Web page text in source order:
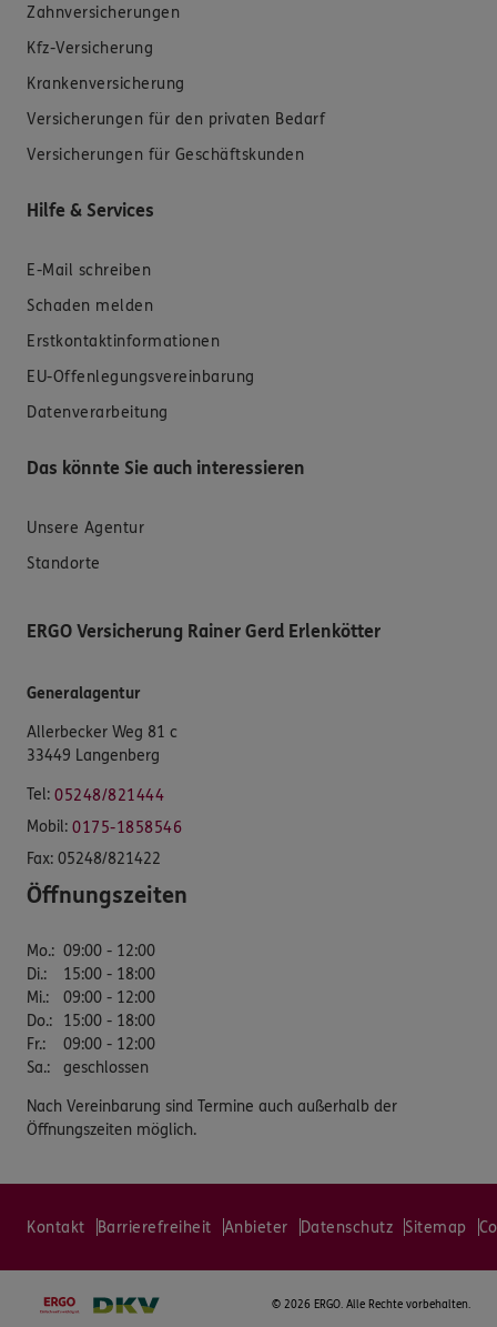
Zahnversicherungen
Kfz-Versicherung
Krankenversicherung
Versicherungen für den privaten Bedarf
Versicherungen für Geschäftskunden
Hilfe & Services
E-Mail schreiben
Schaden melden
Erstkontaktinformationen
EU-Offenlegungsvereinbarung
Datenverarbeitung
Das könnte Sie auch interessieren
Unsere Agentur
Standorte
ERGO Versicherung Rainer Gerd Erlenkötter
Generalagentur
Allerbecker Weg 81 c
33449 Langenberg
Tel: 05248/821444
Mobil: 0175-1858546
Fax: 05248/821422
Öffnungszeiten
Mo.: 09:00 - 12:00
Di.:
15:00 - 18:00
Mi.:
09:00 - 12:00
Do.:
15:00 - 18:00
Fr.:
09:00 - 12:00
Sa.: geschlossen
Nach Vereinbarung sind Termine auch außerhalb der
Öffnungszeiten möglich.
Kontakt Barrierefreiheit Anbieter Datenschutz Sitemap
© 2026 ERGO. Alle Rechte vorbehalten.